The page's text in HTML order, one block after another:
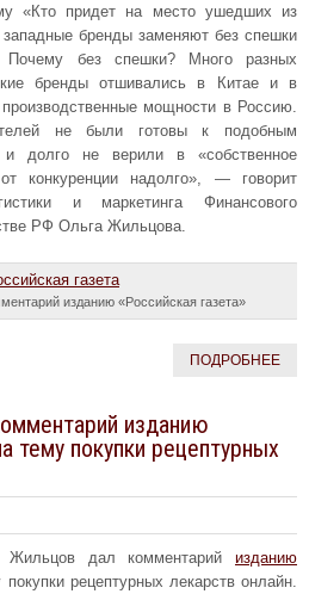
«Кто придет на место ушедших из
бренды заменяют без спешки
Почему без спешки? Много разных
бренды отшивались в Китае и в
мощности в Россию.
не были готовы к подобным
и долго не верили в «собственное
конкуренции надолго», — говорит
и маркетинга Финансового
РФ Ольга Жильцова.
изданию «Российская газета»
ПОДРОБНЕЕ
изданию
тему покупки рецептурных
дал комментарий изданию
покупки рецептурных лекарств онлайн.